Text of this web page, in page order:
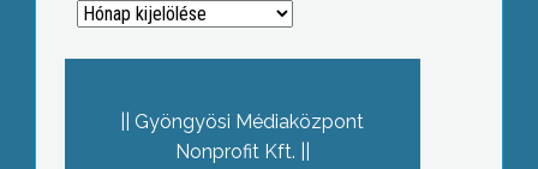
Archívum
Gyöngyösi Médiaközpont
Nonprofit Kft.